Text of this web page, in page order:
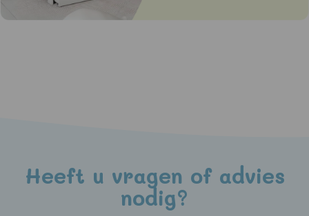
Heeft u vragen of advies
nodig?